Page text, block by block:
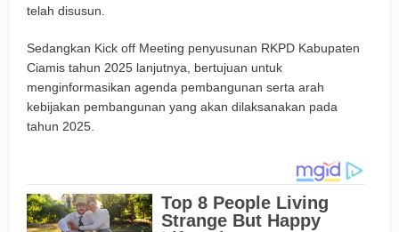
telah disusun.
Sedangkan Kick off Meeting penyusunan RKPD Kabupaten
Ciamis tahun 2025 lanjutnya, bertujuan untuk
menginformasikan agenda pembangunan serta arah
kebijakan pembangunan yang akan dilaksanakan pada
tahun 2025.